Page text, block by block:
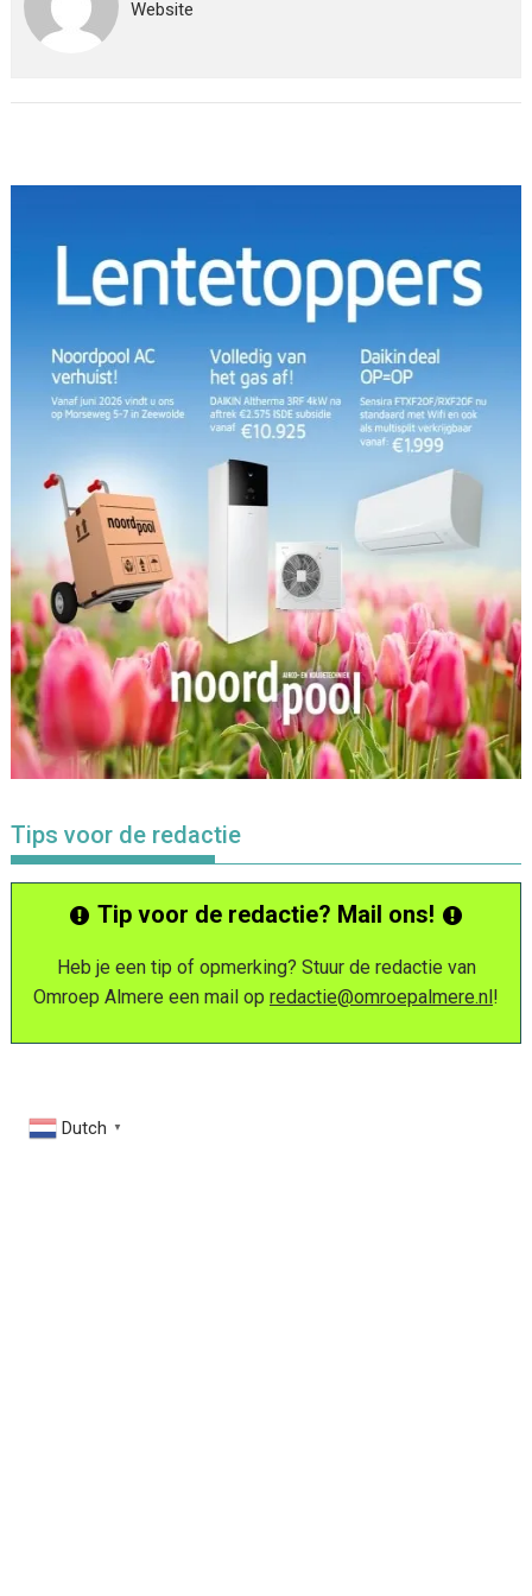
Website
Tips voor de redactie
Tip voor de redactie? Mail ons!
Heb je een tip of opmerking? Stuur de redactie van
Omroep Almere een mail op redactie@omroepalmere.nl!
Dutch ▼